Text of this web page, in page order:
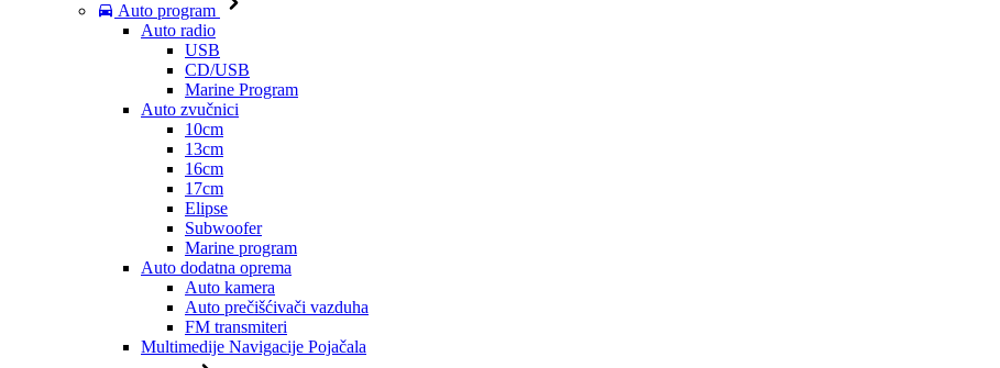
Auto program
Auto radio
USB
CD/USB
Marine Program
Auto zvučnici
10cm
13cm
16cm
17cm
Elipse
Subwoofer
Marine program
Auto dodatna oprema
Auto kamera
Auto prečišćivači vazduha
FM transmiteri
Multimedije Navigacije Pojačala